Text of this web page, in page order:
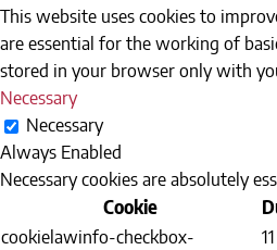
This website uses cookies to
are essential for the working of
stored in your browser only with
Necessary
Necessary
Always Enabled
Necessary cookies are absolutely
Cookie
cookielawinfo-checkbox-
11